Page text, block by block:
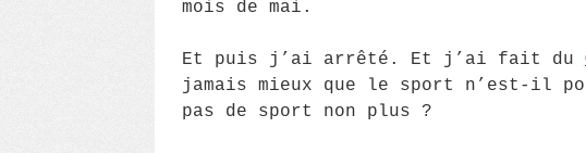
mois de mai.
Et puis j’ai arrêté. Et j’ai fait du
jamais mieux que le sport n’est-il
pas de sport non plus ?